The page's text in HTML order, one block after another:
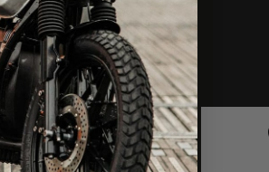
spedizioni dalla Germania